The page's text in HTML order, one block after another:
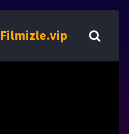
Filmizle.vip